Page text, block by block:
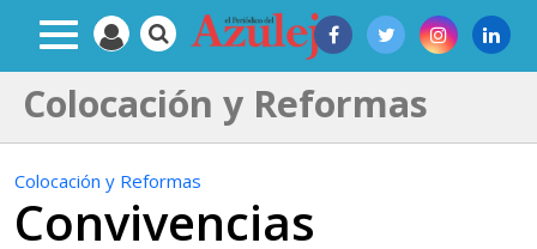
Colocación y Reformas
Colocación y Reformas
Convivencias